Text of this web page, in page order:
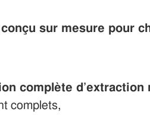
conçu sur mesure pour
complète
complets,